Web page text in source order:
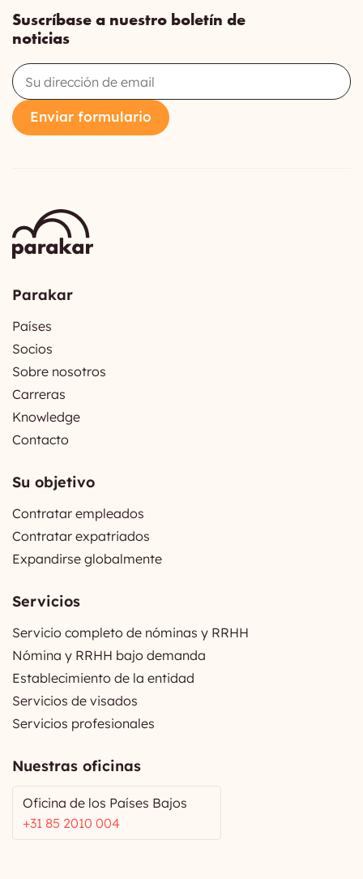
Suscríbase a nuestro boletín de
noticias
Email
Enviar formulario
Parakar
Países
Socios
Sobre nosotros
Carreras
Knowledge
Contacto
Su objetivo
Contratar empleados
Contratar expatriados
Expandirse globalmente
Servicios
Servicio completo de nóminas y RRHH
Nómina y RRHH bajo demanda
Establecimiento de la entidad
Servicios de visados
Servicios profesionales
Nuestras oficinas
Oficina de los Países Bajos
+31 85 2010 004